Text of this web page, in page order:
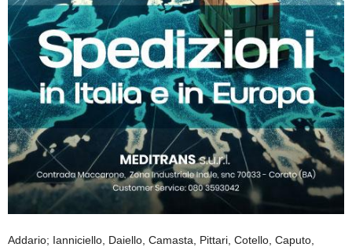
Addario; Ianniciello, Daiello, Camasta, Pittari, Cotello, Caputo,